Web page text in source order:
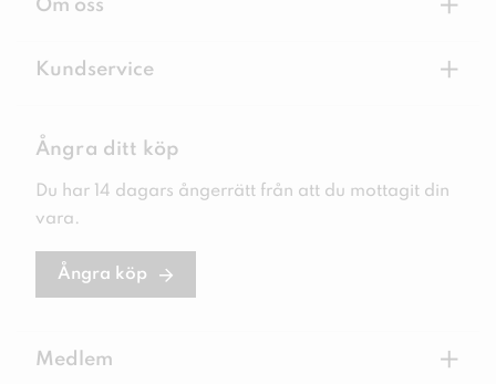
Om oss +
Kundservice +
Ångra ditt köp
Du har 14 dagars ångerrätt från att du mottagit din
vara.
Ångra köp
Medlem +